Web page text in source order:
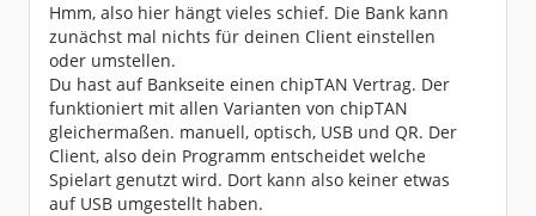
Hmm, also hier hängt vieles schief. Die Bank kann
zunächst mal nichts für deinen Client einstellen
oder umstellen.
Du hast auf Bankseite einen chipTAN Vertrag. Der
funktioniert mit allen Varianten von chipTAN
gleichermaßen. manuell, optisch, USB und QR. Der
Client, also dein Programm entscheidet welche
Spielart genutzt wird. Dort kann also keiner etwas
auf USB umgestellt haben.